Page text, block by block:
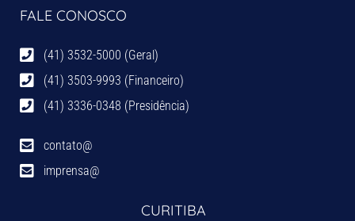
FALE CONOSCO
(41) 3532-5000 (Geral)
(41) 3503-9993 (Financeiro)
(41) 3336-0348 (Presidência)
contato@
imprensa@
CURITIBA